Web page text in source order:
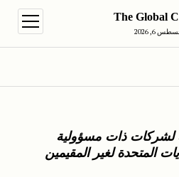
The Global
6, 2026
menu
لشركات ذات مسؤولية